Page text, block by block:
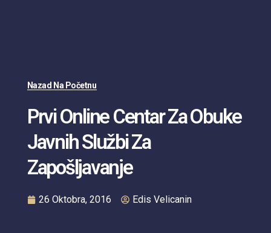
Nazad Na Početnu
Prvi Online Centar Za Obuke
Javnih Službi Za
Zapošljavanje
26 Oktobra, 2016 Edis Velicanin